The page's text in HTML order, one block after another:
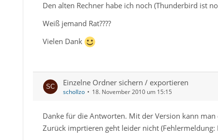
Den alten Rechner habe ich noch (Thunderbird ist
Weiß jemand Rat????
Vielen Dank
Einzelne Ordner sichern / exportieren
schollzo 18. November 2010 um 15:15
Danke für die Antworten. Mit der Version kann
Zurück imprtieren geht leider nicht